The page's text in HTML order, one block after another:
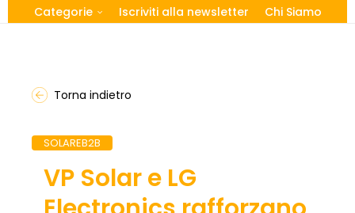
Categorie Iscriviti alla newsletter Chi Siamo
Torna indietro
SOLAREB2B
VP Solar e LG